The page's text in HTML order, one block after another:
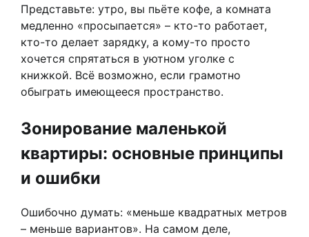
Представьте: утро, вы пьёте кофе, а комната
медленно «просыпается» – кто-то работает,
кто-то делает зарядку, а кому-то просто
хочется спрятаться в уютном уголке с
книжкой. Всё возможно, если грамотно
обыграть имеющееся пространство.
Зонирование маленькой
квартиры: основные принципы
и ошибки
Ошибочно думать: «меньше квадратных метров
– меньше вариантов». На самом деле,